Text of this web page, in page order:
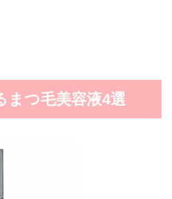
まつ毛美容液4選